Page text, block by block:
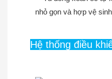
Hệ thống điều